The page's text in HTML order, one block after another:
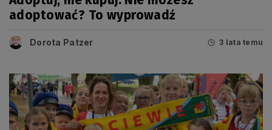
adoptować? To wyprowadź
Dorota Patzer 3 lata temu